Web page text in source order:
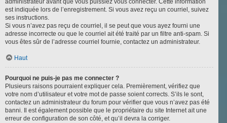
administrateur avant que vous puissiez vous connecter. Cette information
est indiquée lors de l’enregistrement. Si vous avez reçu un courriel, suivez
ses instructions.
Si vous n’avez pas reçu de courriel, il se peut que vous ayez fourni une
adresse incorrecte ou que le courriel ait été traité par un filtre anti-spam. Si
vous êtes sûr de l’adresse courriel fournie, contactez un administrateur.
Haut
Pourquoi ne puis-je pas me connecter ?
Plusieurs raisons pourraient expliquer cela. Premièrement, vérifiez que
votre nom d’utilisateur et votre mot de passe soient corrects. S’ils le sont,
contactez un administrateur du forum pour vérifier que vous n’avez pas été
banni. Il est également possible que le propriétaire du site Internet ait une
erreur de configuration de son côté, et qu’il devra la corriger.